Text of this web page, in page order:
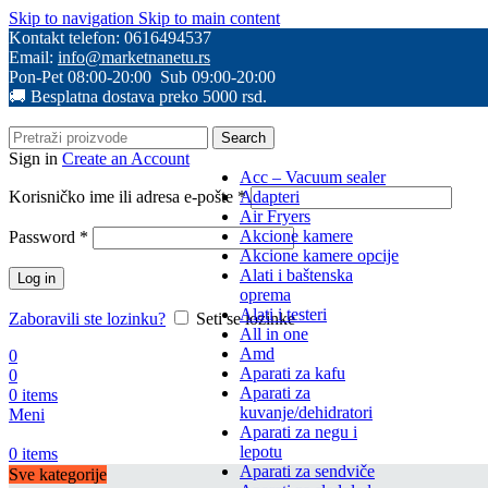
Skip to navigation Skip to main content
Kontakt telefon: 0616494537
Email: info@marketnanetu.rs
Pon-Pet 08:00-20:00 Sub 09:00-20:00
🚚 Besplatna dostava preko 5000 rsd.
Acc – Vacuum sealer
Adapteri
Air Fryers
Akcione kamere
Akcione kamere opcije
Alati i baštenska
oprema
Alati i testeri
All in one
Amd
Aparati za kafu
Aparati za
kuvanje/dehidratori
Aparati za negu i
lepotu
Aparati za sendviče
Search
Sign in Create an Account
Korisničko ime ili adresa e-pošte *Obavezno
Password *
Log in
Zaboravili ste lozinku?
Seti se lozinke
0
0
0 items
Meni
0 items
Sve kategorije